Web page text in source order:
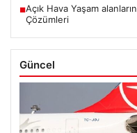
■Açık Hava Yaşam
Çözümleri
Güncel